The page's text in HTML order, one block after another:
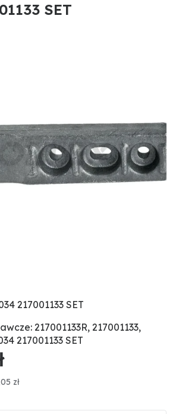
SET
217001133 SET
217001133R, 217001133,
217001133 SET
zł